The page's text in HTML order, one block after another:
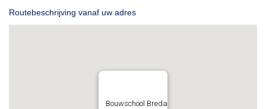
Routebeschrijving vanaf uw adres
Bouwschool Breda